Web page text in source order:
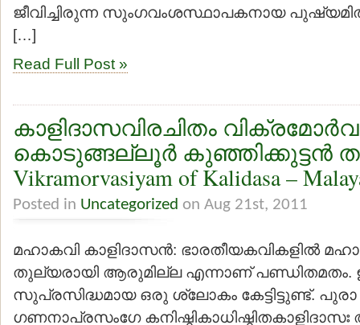
ജീവിച്ചിരുന്ന സുംഗവംശസ്ഥാപകനായ
[…]
Read Full Post »
കാളിദാസവിരചിതം
കൊടുങ്ങല്ലൂര്‍ കുഞ്ഞിക്കുട്ടന്‍
Vikramorvasiyam of Kalidasa –
Posted in Uncategorized on Aug 21st, 2011
മഹാകവി കാളിദാസന്‍: ഭാരതീയകവികളില്‍
തുല്യരായി ആരുമില്ല എന്നാണ് പണ്ഡിതമതം.
സുപ്രസിദ്ധമായ ഒരു ശ്ലോകം കേട്ടിട്ടുണ്ട്. പുരാ
ഗണനാപ്രസംഗേ കനിഷ്ഠികാധിഷ്ഠിതകാളിദാസഃ